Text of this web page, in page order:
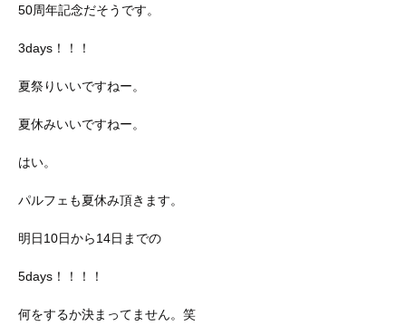
50周年記念だそうです。
3days！！！
夏祭りいいですねー。
夏休みいいですねー。
はい。
パルフェも夏休み頂きます。
明日10日から14日までの
5days！！！！
何をするか決まってません。笑